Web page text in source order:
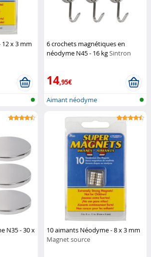
x 3 mm
6 crochets magnétiques en
néodyme N45 - 16 kgSintron
14,95€
Aimant néodyme
N35 - 30 x
10 aimants Néodyme - 8 x 3 mm
Magnet source